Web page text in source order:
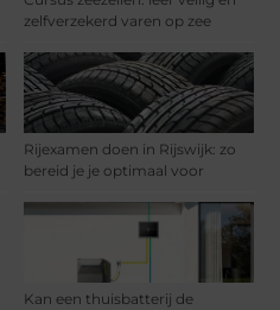
zelfverzekerd varen op zee
Rijexamen doen in Rijswijk: zo
bereid je je optimaal voor
Kan een thuisbatterij de